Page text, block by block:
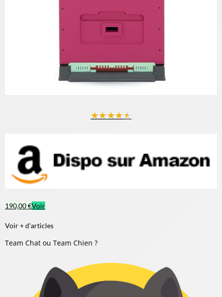
★★★★★
190,00 €Voir
Voir + d'articles
Team Chat ou Team Chien ?